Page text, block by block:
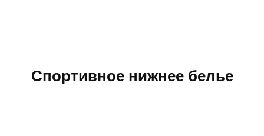
Спортивное нижнее белье